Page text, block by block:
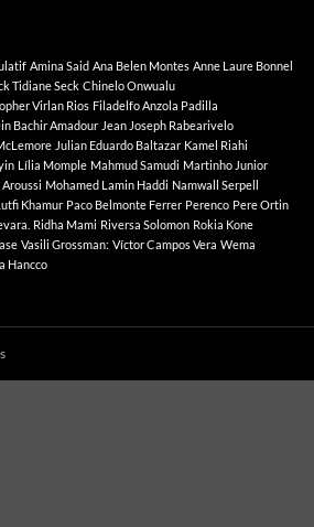
Amina Said Ana Belen Montes Anne Laure Bonnel
Tidiane Seck Chinelo Onwualu
Virlan Rios Filadelfo Anzola Padilla
Bachir Amadour Jean Joseph Rabearivelo
Julian Eduardo Baltazar Kamel Riahi
Lília Momple Mahmud Samudi Martinho Junior
Mohamed Lamin Haddi Namwall Serpell
Khamur Paco Belmonte Ferrer Perenco Pere Ortin
Ridha Mami Riversa Solomon Rokia Kone
Vasili Grossman: Víctor Campos Vera Wema
Hancco